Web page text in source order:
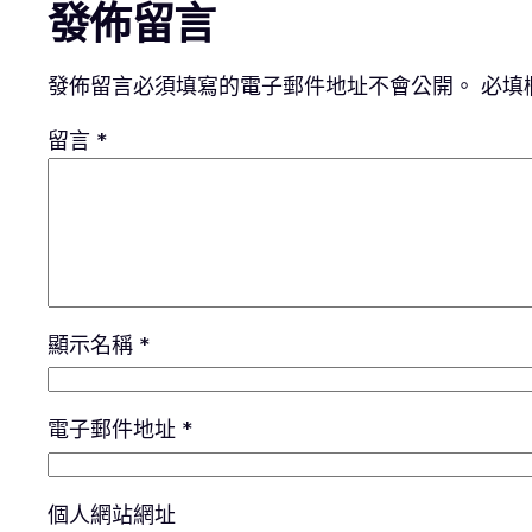
發佈留言
發佈留言必須填寫的電子郵件地址不會公開。 必填
留言 *
顯示名稱 *
電子郵件地址 *
個人網站網址